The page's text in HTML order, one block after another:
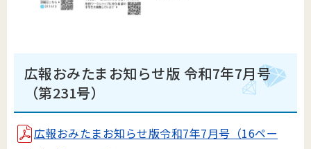
広報おみたまお知らせ版 令和7年7月号
（第231号）
広報おみたまお知らせ版令和7年7月号（16ペー